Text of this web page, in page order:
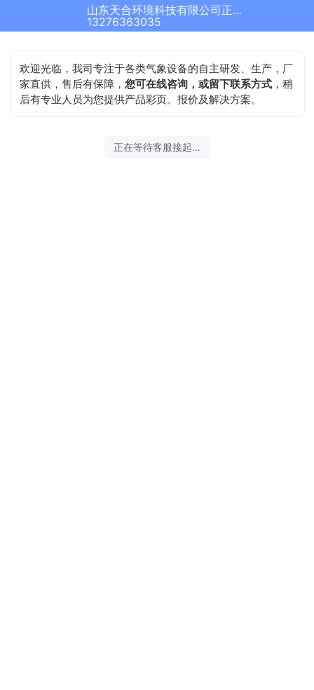
山东天合环境科技有限公司正在为您服务
13276363035
欢迎光临，我司专注于各类气象设备的自主研发、生产，厂
家直供，售后有保障，您可在线咨询，或留下联系方式 ，稍
后有专业人员为您提供产品彩页、报价及解决方案。
2026-08-09 04:51:27 开始沟通